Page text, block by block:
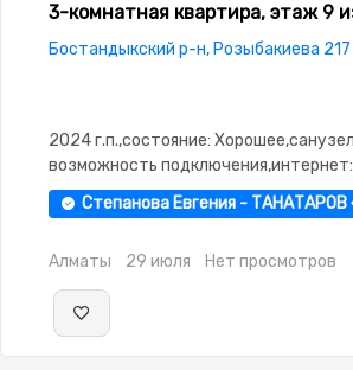
3-комнатная квартира, этаж 9
Бостандыкский р-н, Розыбакиева
2024 г.п.,состояние:
возможность
меблирована,Полностью
сантехника,Тихий двор
Степанова Евгения - ТАНАТАРОВ
Алматы 29 июля Нет просмотров